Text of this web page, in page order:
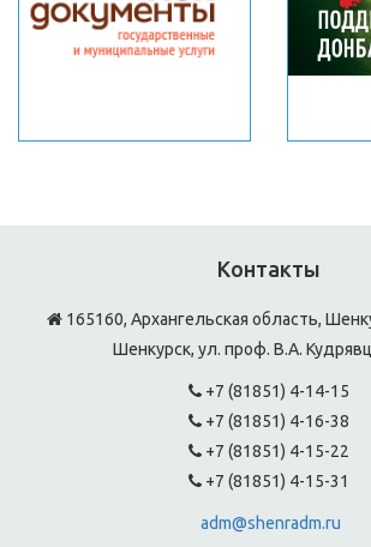
Контакты
165160, Архангельская область,
Шенкурск, ул. проф. В.А.
+7 (81851) 4-14-15
+7 (81851) 4-16-38
+7 (81851) 4-15-22
+7 (81851) 4-15-31
adm@shenradm.ru